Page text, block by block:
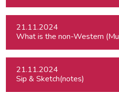
21.11.2024
21.11.2024
Sip & Sketch(notes)